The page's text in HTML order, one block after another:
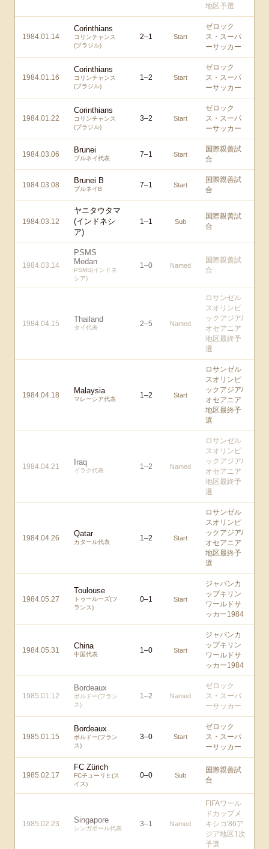
地区予選
1984.01.14
Corinthians
コリンチャンス
(ブラジル)
2–1 Start
ゼロック
ス・スーパ
ーサッカー
1984.01.16
Corinthians
コリンチャンス
(ブラジル)
1–2 Start
ゼロック
ス・スーパ
ーサッカー
1984.01.22
Corinthians
コリンチャンス
(ブラジル)
3–2 Start
ゼロック
ス・スーパ
ーサッカー
1984.03.06 Brunei
ブルネイ代表 7–1 Start
国際親善試
合
1984.03.08 Brunei B
ブルネイB 7–1 Start
国際親善試
合
1984.03.12
ヤニタウタマ
(インドネシ
ア)
1–1 Sub
国際親善試
合
1984.03.14
PSMS
Medan
PSMS(インドネ
シア)
1–0 Named
国際親善試
合
1984.04.15 Thailand
タイ代表 2–5 Named
ロサンゼル
スオリンピ
ックアジア/
オセアニア
地区最終予
選
1984.04.18 Malaysia
マレーシア代表 1–2 Start
ロサンゼル
スオリンピ
ックアジア/
オセアニア
地区最終予
選
1984.04.21 Iraq
イラク代表 1–2 Named
ロサンゼル
スオリンピ
ックアジア/
オセアニア
地区最終予
選
1984.04.26 Qatar
カタール代表 1–2 Start
ロサンゼル
スオリンピ
ックアジア/
オセアニア
地区最終予
選
1984.05.27
Toulouse
トゥールーズ(フ
ランス)
0–1 Start
ジャパンカ
ップキリン
ワールドサ
ッカー1984
1984.05.31 China
中国代表 1–0 Start
ジャパンカ
ップキリン
ワールドサ
ッカー1984
1985.01.12
Bordeaux
ボルドー(フラン
ス)
1–2 Named
ゼロック
ス・スーパ
ーサッカー
1985.01.15
Bordeaux
ボルドー(フラン
ス)
3–0 Start
ゼロック
ス・スーパ
ーサッカー
1985.02.17
FC Zürich
FCチューリヒ(ス
イス)
0–0 Sub
国際親善試
合
1985.02.23 Singapore
シンガポール代表
3–1 Named
FIFAワール
ドカップメ
キシコ'86ア
ジア地区1次
予選